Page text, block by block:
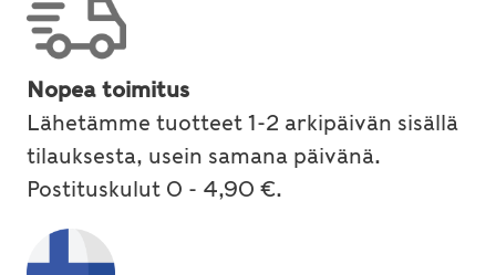
Nopea toimitus
Lähetämme tuotteet 1-2 arkipäivän sisällä
tilauksesta, usein samana päivänä.
Postituskulut 0 - 4,90 €.